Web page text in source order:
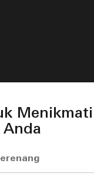
Menikmati
Anda